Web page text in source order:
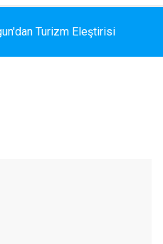
Turizm Eleştirisi